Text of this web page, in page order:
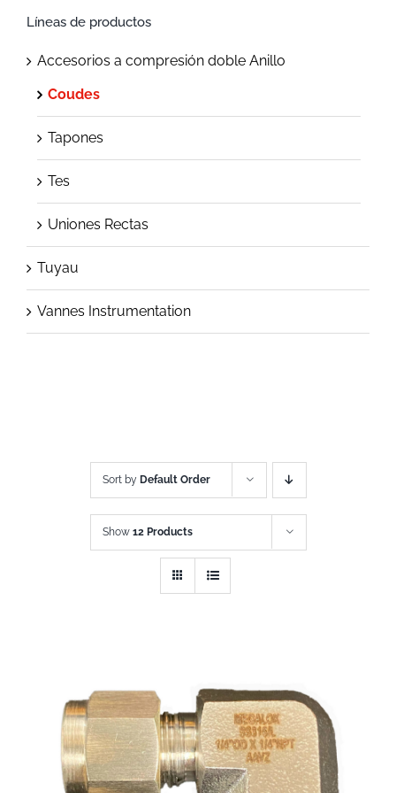
Sort by Default Order
Show 12 Products
Líneas de productos
Accesorios a compresión doble Anillo
Coudes
Tapones
Tes
Uniones Rectas
Tuyau
Vannes Instrumentation